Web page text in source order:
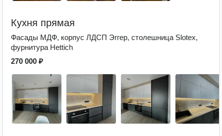
Кухня прямая
Фасады МДФ, корпус ЛДСП Эггер, столешница Slotex,
фурнитура Hettich
270 000 ₽